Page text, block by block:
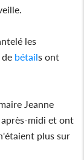
les
bétails ont
Jeanne
midi et ont
plus sur